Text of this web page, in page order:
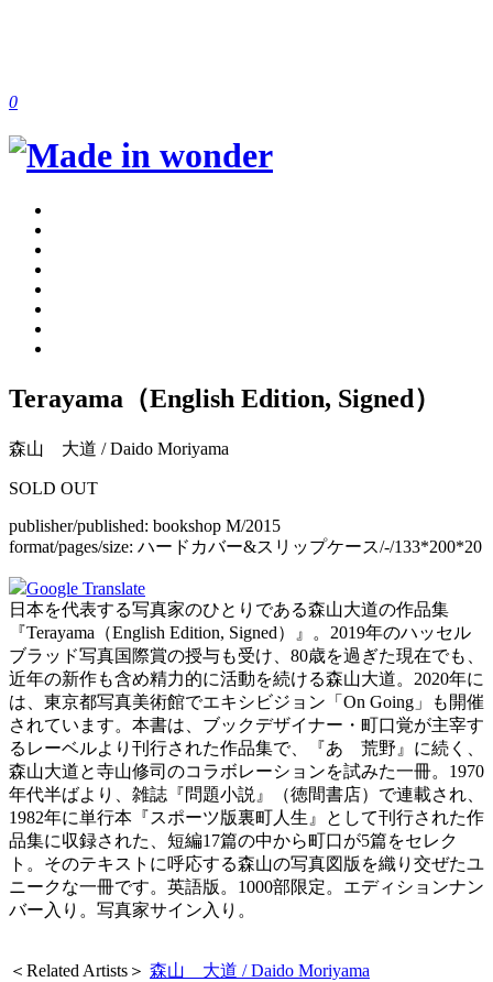
0
Terayama（English Edition, Signed）
森山 大道 / Daido Moriyama
SOLD OUT
publisher/published: bookshop M/2015
format/pages/size: ハードカバー&スリップケース/-/133*200*20
Google Translate
日本を代表する写真家のひとりである森山大道の作品集
『Terayama（English Edition, Signed）』。2019年のハッセル
ブラッド写真国際賞の授与も受け、80歳を過ぎた現在でも、
近年の新作も含め精力的に活動を続ける森山大道。2020年に
は、東京都写真美術館でエキシビジョン「On Going」も開催
されています。本書は、ブックデザイナー・町口覚が主宰す
るレーベルより刊行された作品集で、『あゝ荒野』に続く、
森山大道と寺山修司のコラボレーションを試みた一冊。1970
年代半ばより、雑誌『問題小説』（徳間書店）で連載され、
1982年に単行本『スポーツ版裏町人生』として刊行された作
品集に収録された、短編17篇の中から町口が5篇をセレク
ト。そのテキストに呼応する森山の写真図版を織り交ぜたユ
ニークな一冊です。英語版。1000部限定。エディションナン
バー入り。 写真家サイン入り 。
＜Related Artists＞ 森山 大道 / Daido Moriyama